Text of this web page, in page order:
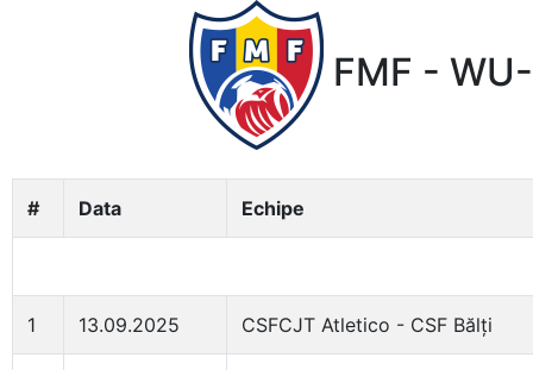
FMF -
# Data Echipe
1 13.09.2025 CSFCJT Atletico - CSF Bălți